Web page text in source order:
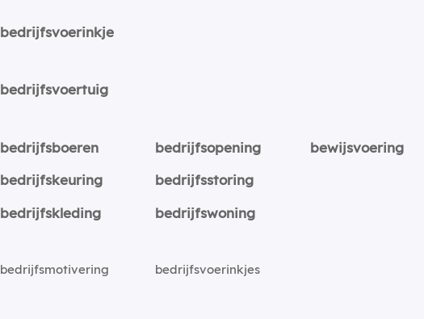
bedrijfsvoerinkje
bedrijfsvoertuig
bedrijfsboeren bedrijfsopening
bewijsvoering
bedrijfskeuring
bedrijfsstoring
bedrijfskleding
bedrijfswoning
bedrijfsmotivering bedrijfsvoerinkjes